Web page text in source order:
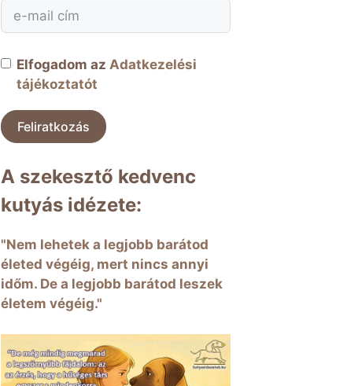
Elfogadom az Adatkezelési
tájékoztatót
Feliratkozás
A szekesztő kedvenc
kutyás idézete:
"Nem lehetek a legjobb barátod
életed végéig, mert nincs annyi
időm. De a legjobb barátod leszek
életem végéig."